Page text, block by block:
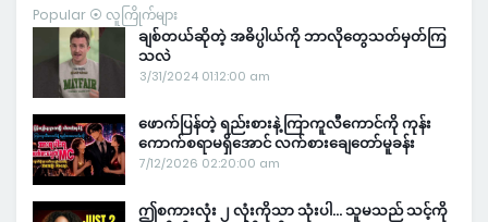
Popular ⦿ လူကြိုက်များ
ချစ်တယ်ဆိုတဲ့ အဓိပ္ပါယ်ကို ဘာလိုတွေသတ်မှတ်ကြ
သလဲ
3/31/2024 01:12:00 am
ဖောက်ပြန်တဲ့ ရည်းစားနဲ့ ကြာကူလီကောင်ကို ကုန်း
ကောက်စရာမရှိအောင် လက်စားချေတော်မူခန်း
7/12/2026 02:20:00 am
ဤစကားလုံး ၂ လုံးကိုသာ သုံးပါ… သူမသည် သင့်ကို